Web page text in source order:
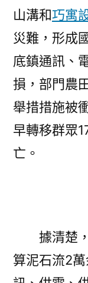
山溝和巧寓
災難，形成
底鎮通訊、
損，部門農
舉措措施被
早轉移群眾
亡。
據清楚
算泥石流2